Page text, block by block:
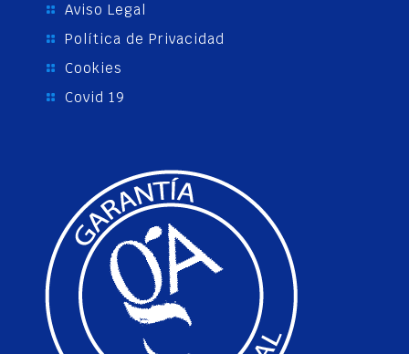
Aviso Legal
Política de Privacidad
Cookies
Covid 19